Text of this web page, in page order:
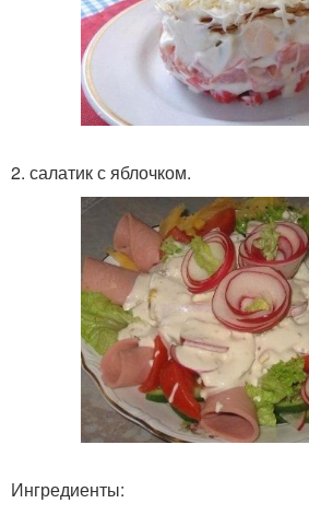
2. салатик с яблочком.
Ингредиенты: